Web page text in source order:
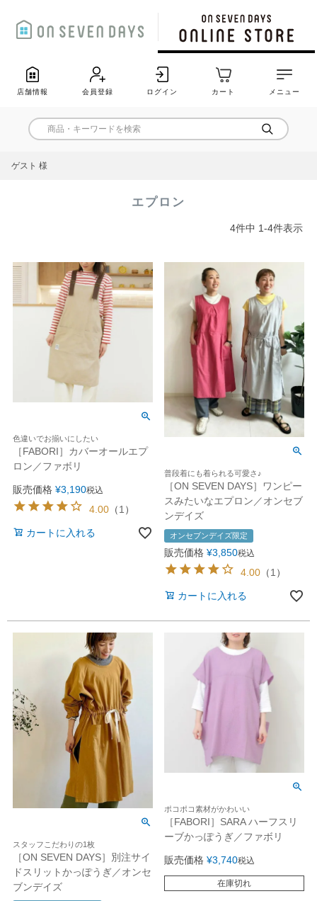
店舗情報 会員登録 ログイン カート メニュー
ゲスト 様
エプロン
4件中 1-4件表示
色違いでお揃いにしたい
［FABORI］カバーオールエプ
ロン／ファボリ
販売価格 ¥3,190税込
4.00 （1 ）
カートに入れる
普段着にも着られる可愛さ♪
［ON SEVEN DAYS］ワンピー
スみたいなエプロン／オンセブ
ンデイズ
オンセブンデイズ限定
販売価格 ¥3,850税込
4.00 （1 ）
カートに入れる
スタッフこだわりの1枚
［ON SEVEN DAYS］別注サイ
ドスリットかっぽうぎ／オンセ
ブンデイズ
ポコポコ素材がかわいい
［FABORI］SARA ハーフスリ
ーブかっぽうぎ／ファボリ
販売価格 ¥3,740税込
在庫切れ